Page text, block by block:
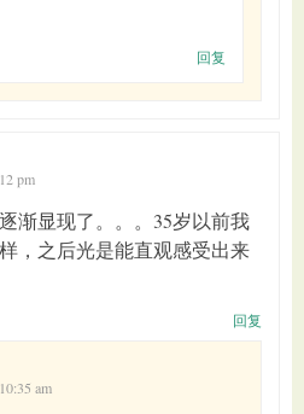
回复
pm
渐显现了。。。35岁以前我
，之后光是能直观感受出来
回复
am